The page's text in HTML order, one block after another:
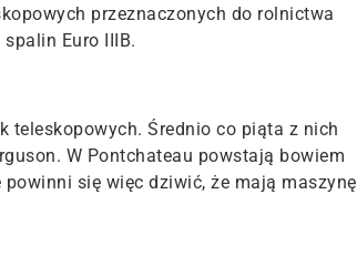
przeznaczonych do rolnictwa
Euro IIIB.
teleskopowych. Średnio co piąta z nich
W Pontchateau powstają bowiem
się więc dziwić, że mają maszynę